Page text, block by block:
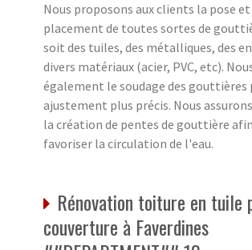
Nous proposons aux clients la pose
placement de toutes sortes de
soit des tuiles, des métalliques, des
divers matériaux (acier, PVC, etc).
également le soudage des gouttières
ajustement plus précis. Nous
la création de pentes de gouttière
favoriser la circulation de l'eau.
Rénovation toiture en tuile
couverture à Faverdines